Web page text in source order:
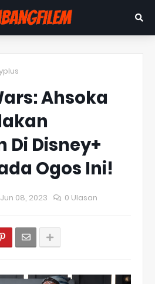
Ahsoka
Di Disney+
Ogos Ini!
Jun 08, 2023 0 Ulasan